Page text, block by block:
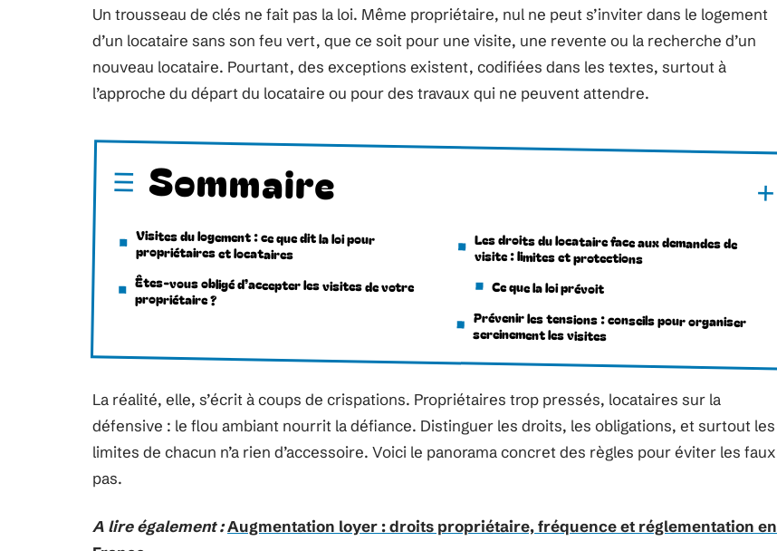
Un trousseau de clés ne fait pas la loi. Même propriétaire, nul ne peut s’inviter dans le logement
d’un locataire sans son feu vert, que ce soit pour une visite, une revente ou la recherche d’un
nouveau locataire. Pourtant, des exceptions existent, codifiées dans les textes, surtout à
l’approche du départ du locataire ou pour des travaux qui ne peuvent attendre.
Sommaire
Visites du logement : ce que dit la loi pour
propriétaires et locataires
Êtes-vous obligé d’accepter les visites de votre
propriétaire ?
Les droits du locataire face aux demandes de
visite : limites et protections
Ce que la loi prévoit
Prévenir les tensions : conseils pour organiser
sereinement les visites
La réalité, elle, s’écrit à coups de crispations. Propriétaires trop pressés, locataires sur la
défensive : le flou ambiant nourrit la défiance. Distinguer les droits, les obligations, et surtout les
limites de chacun n’a rien d’accessoire. Voici le panorama concret des règles pour éviter les faux
pas.
A lire également :Augmentation loyer : droits propriétaire, fréquence et réglementation en